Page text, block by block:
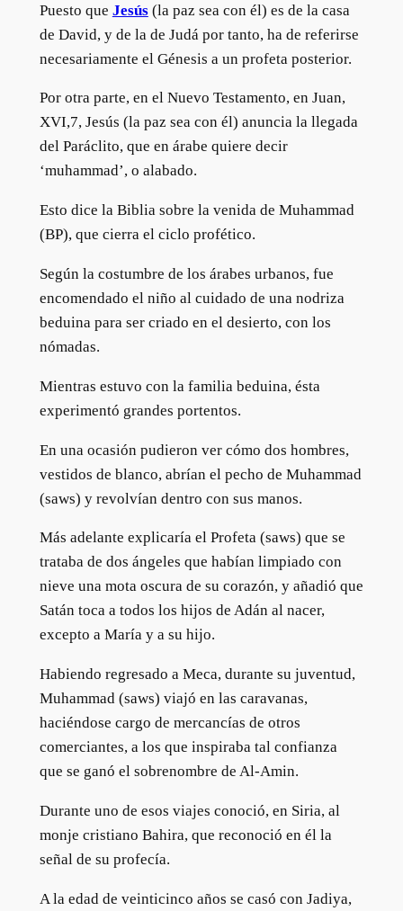
Puesto que Jesús(la paz sea con él) es de la casa
de David, y de la de Judá por tanto, ha de referirse
necesariamente el Génesis a un profeta posterior.
Por otra parte, en el Nuevo Testamento, en Juan,
XVI,7, Jesús (la paz sea con él) anuncia la llegada
del Paráclito, que en árabe quiere decir
‘muhammad’, o alabado.
Esto dice la Biblia sobre la venida de Muhammad
(BP), que cierra el ciclo profético.
Según la costumbre de los árabes urbanos, fue
encomendado el niño al cuidado de una nodriza
beduina para ser criado en el desierto, con los
nómadas.
Mientras estuvo con la familia beduina, ésta
experimentó grandes portentos.
En una ocasión pudieron ver cómo dos hombres,
vestidos de blanco, abrían el pecho de Muhammad
(saws) y revolvían dentro con sus manos.
Más adelante explicaría el Profeta (saws) que se
trataba de dos ángeles que habían limpiado con
nieve una mota oscura de su corazón, y añadió que
Satán toca a todos los hijos de Adán al nacer,
excepto a María y a su hijo.
Habiendo regresado a Meca, durante su juventud,
Muhammad (saws) viajó en las caravanas,
haciéndose cargo de mercancías de otros
comerciantes, a los que inspiraba tal confianza
que se ganó el sobrenombre de Al-Amin.
Durante uno de esos viajes conoció, en Siria, al
monje cristiano Bahira, que reconoció en él la
señal de su profecía.
A la edad de veinticinco años se casó con Jadiya,